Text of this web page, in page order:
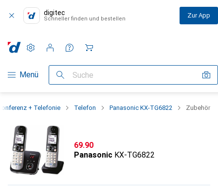
digitec
Schneller finden und bestellen Zur App
Navigation nach Kategorien
Menü Suche
Einstellungen
Kundenkonto
Vergleichslisten
Merklisten
Warenkorb
+ Telefonie Telefon Panasonic KX-TG6822 Zubehör
CHF
69.90
Panasonic KX-TG6822